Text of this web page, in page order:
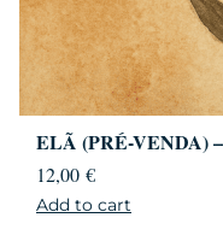
ELÃ (PRÉ-VENDA)
12,00 €
Add to cart